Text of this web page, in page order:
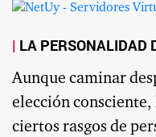
LA PERSONALIDAD
Aunque caminar
elección consciente,
ciertos rasgos de